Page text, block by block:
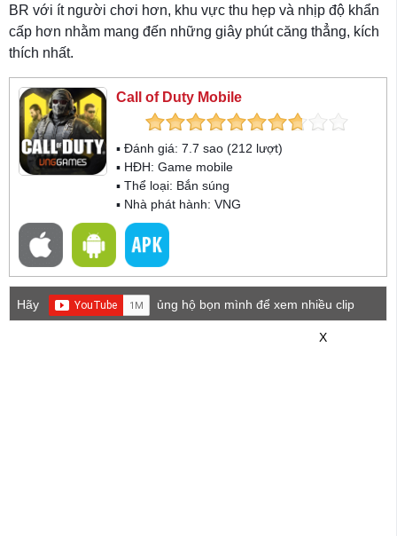
BR với ít người chơi hơn, khu vực thu hẹp và nhịp độ khẩn
cấp hơn nhằm mang đến những giây phút căng thẳng, kích
thích nhất.
Call of Duty Mobile
▪ Đánh giá: 7.7 sao (212 lượt)
▪ HĐH: Game mobile
▪ Thể loại: Bắn súng
▪ Nhà phát hành: VNG
Hãy
ủng hộ bọn mình để xem nhiều clip
X